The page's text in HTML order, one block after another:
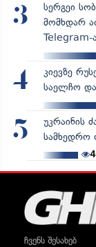
3
სერგეი
მომხდარ
Telegram-
4
კიევზე
საელჩო
5
უკრაინის
სამხედრო
ჩვენს შესახებ